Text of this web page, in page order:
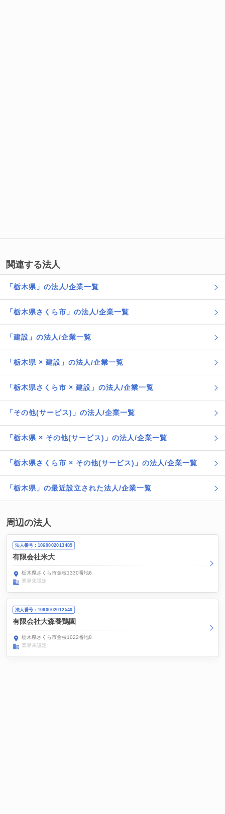
関連する法人
「栃木県」の法人/企業一覧
「栃木県さくら市」の法人/企業一覧
「建設」の法人/企業一覧
「栃木県 × 建設」の法人/企業一覧
「栃木県さくら市 × 建設」の法人/企業一覧
「その他(サービス)」の法人/企業一覧
「栃木県 × その他(サービス)」の法人/企業一覧
「栃木県さくら市 × その他(サービス)」の法人/企業一覧
「栃木県」の最近設立された法人/企業一覧
周辺の法人
法人番号：1060002013489
有限会社米大
栃木県さくら市金枝1330番地6
業界未設定
法人番号：1060002012540
有限会社大森養鶏園
栃木県さくら市金枝1022番地8
業界未設定